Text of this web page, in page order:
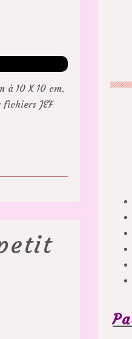
à 10 X 10 cm.
JEF